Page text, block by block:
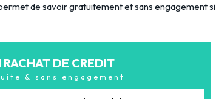
de savoir gratuitement et sans engagement si
DE CREDIT
& sans engagement